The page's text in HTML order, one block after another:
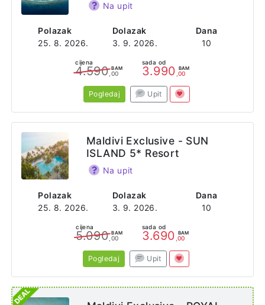
Polazak
25. 8. 2026.
Dolazak
3. 9. 2026.
Dana
10
Na upit
cijena
4.590 BAM
,00
sada od
3.990 BAM
,00
Pogledaj Upit
Polazak
25. 8. 2026.
Dolazak
3. 9. 2026.
Dana
10
Maldivi Exclusive - SUN
ISLAND 5* Resort
Na upit
cijena
5.090 BAM
,00
sada od
3.690 BAM
,00
Pogledaj Upit